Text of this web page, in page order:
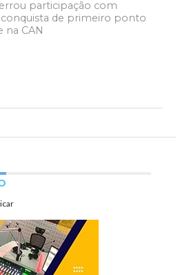
participação com
de primeiro ponto
na CAN